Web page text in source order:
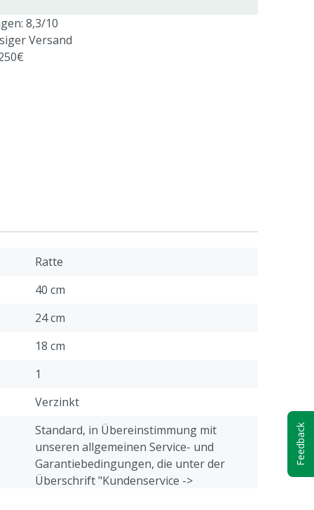
8,3/10
Versand
Ratte
40 cm
24 cm
18 cm
1
Verzinkt
Standard, in Übereinstimmung mit
unseren allgemeinen Service- und
Garantiebedingungen, die unter der
Überschrift "Kundenservice ->
Feedback